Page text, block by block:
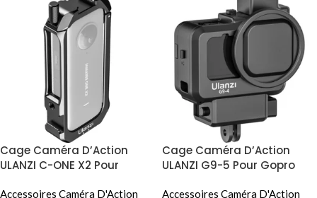
Cage Caméra D’Action
ULANZI C-ONE X2 Pour
Accessoires Caméra D'Action
Cage Caméra D’Action
ULANZI G9-5 Pour Gopro
Accessoires Caméra D'Action